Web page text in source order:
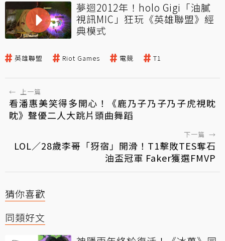
夢迴2012年！holo Gigi「油膩
視訊MIC」狂玩《英雄聯盟》經
典模式
英雄聯盟 Riot Games 電競 T1
← 上一篇
看潘惠美笑得多開心！《鹿乃子乃子乃子虎視眈
眈》聲優二人大跳片頭曲舞蹈
下一篇 →
LOL／28歲李哥「犽宿」開滑！T1擊敗TES奪石
油盃冠軍 Faker獲選FMVP
猜你喜歡
同類好文